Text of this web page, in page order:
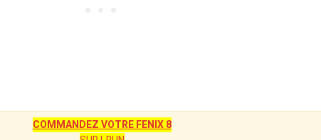
COMMANDEZ VOTRE FENIX 8